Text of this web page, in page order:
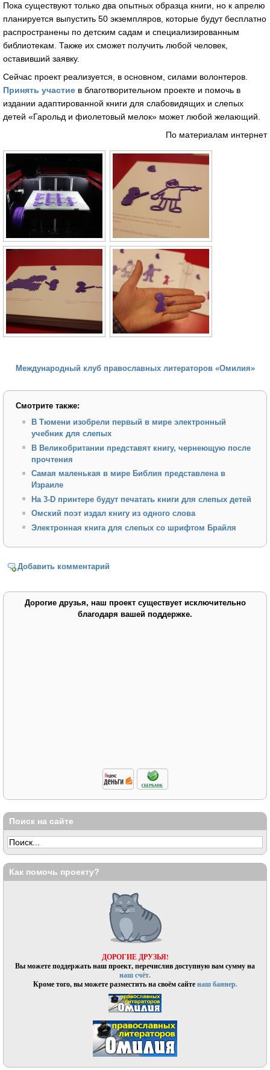
Пока существуют только два опытных образца книги, но к апрелю
планируется выпустить 50 экземпляров, которые будут бесплатно
распространены по детским садам и специализированным
библиотекам. Также их сможет получить любой человек,
оставивший заявку.
Сейчас проект реализуется, в основном, силами волонтеров.
Принять участие в благотворительном проекте и помочь в
издании адаптированной книги для слабовидящих и слепых
детей «Гарольд и фиолетовый мелок» может любой желающий.
По материалам интернет
Международный клуб православных литераторов «Омилия»
Смотрите также:
В Тюмени изобрели первый в мире электронный
учебник для слепых
В Великобритании представят книгу, чернеющую после
прочтения
Самая маленькая в мире Библия представлена в
Израиле
На 3-D принтере будут печатать книги для слепых детей
Омский поэт издал книгу из одного слова
Электронная книга для слепых со шрифтом Брайля
Добавить комментарий
Дорогие друзья, наш проект существует исключительно
благодаря вашей поддержке.
Поиск на сайте
Как помочь проекту?
ДОРОГИЕ ДРУЗЬЯ!
Вы можете поддержать наш проект, перечислив доступную вам сумму на
наш счёт.
Кроме того, вы можете разместить на своём сайтенаш баннер.